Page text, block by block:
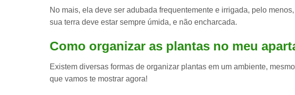
No mais, ela deve ser adubada frequentemente e irrigada, pelo
sua terra deve estar sempre úmida, e não encharcada.
Como organizar as plantas no meu
Existem diversas formas de organizar plantas em um ambiente,
que vamos te mostrar agora!